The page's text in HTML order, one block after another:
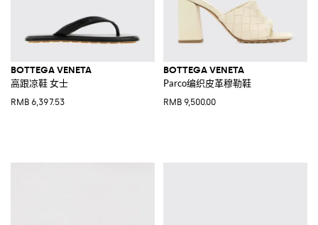
BOTTEGA VENETA
高跟凉鞋 女士
RMB 6,397.53
BOTTEGA VENETA
Parco编织皮革穆勒鞋
RMB 9,500.00